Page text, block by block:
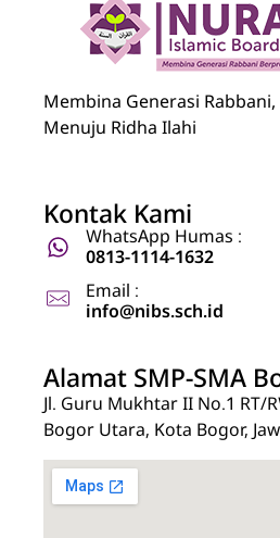
Nuraida Islamic Boarding School
Membina Generasi
Menuju Ridha Ilahi
Kontak Kami
WhatsApp Humas :
0813-1114-1632
Email :
info@nibs.sch.id
Alamat SMP-SMA
Jl. Guru Mukhtar II No.1 RT/
Bogor Utara, Kota Bogor,